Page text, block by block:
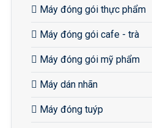
Máy đóng gói thực phẩm
Máy đóng gói cafe - trà
Máy đóng gói mỹ phẩm
Máy dán nhãn
Máy đóng tuýp